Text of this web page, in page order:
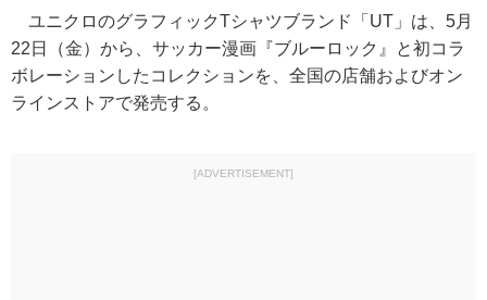
ユニクロのグラフィックTシャツブランド「UT」は、5月
22日（金）から、サッカー漫画『ブルーロック』と初コラ
ボレーションしたコレクションを、全国の店舗およびオン
ラインストアで発売する。
[ADVERTISEMENT]